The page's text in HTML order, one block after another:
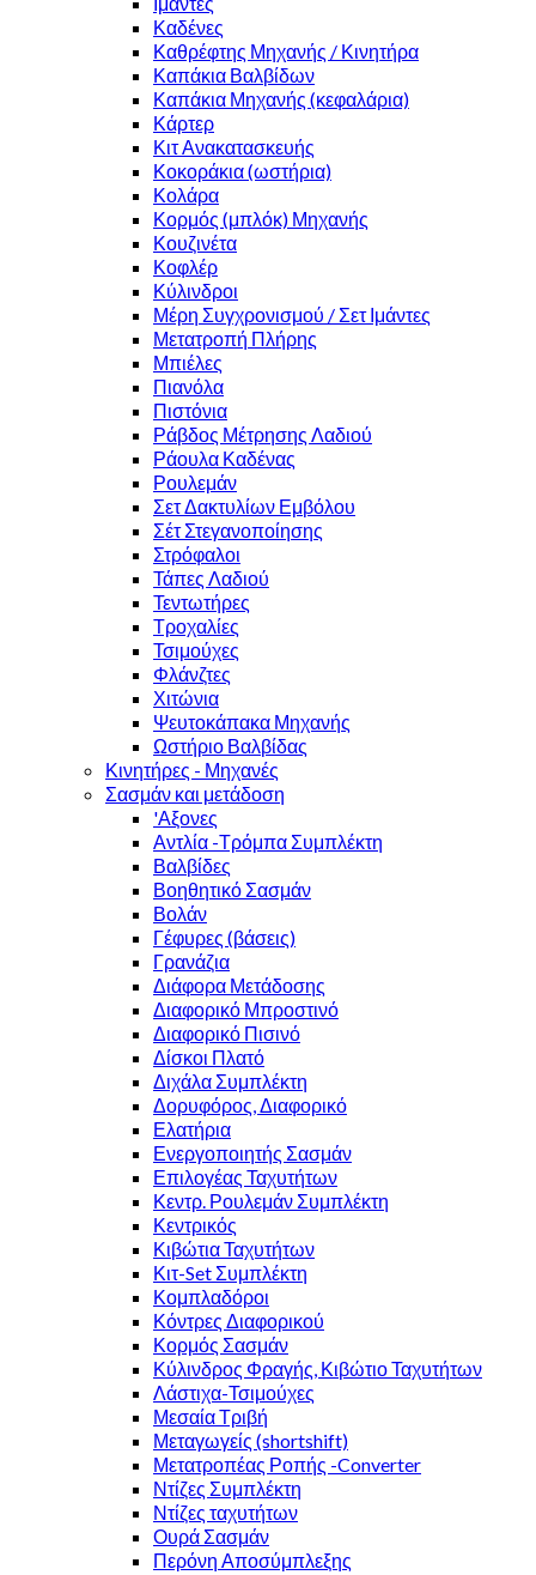
Καδένες
Καθρέφτης Μηχανής / Κινητήρα
Καπάκια Βαλβίδων
Καπάκια Μηχανής (κεφαλάρια)
Κάρτερ
Κιτ Ανακατασκευής
Κοκοράκια (ωστήρια)
Κολάρα
Κορμός (μπλόκ) Μηχανής
Κουζινέτα
Κοφλέρ
Κύλινδροι
Μέρη Συγχρονισμού / Σετ Ιμάντες
Μετατροπή Πλήρης
Μπιέλες
Πιανόλα
Πιστόνια
Ράβδος Μέτρησης Λαδιού
Ράουλα Καδένας
Ρουλεμάν
Σετ Δακτυλίων Εμβόλου
Σέτ Στεγανοποίησης
Στρόφαλοι
Τάπες Λαδιού
Τεντωτήρες
Τροχαλίες
Τσιμούχες
Φλάνζτες
Χιτώνια
Ψευτοκάπακα Μηχανής
Ωστήριο Βαλβίδας
Κινητήρες - Μηχανές
Σασμάν και μετάδοση
'Αξονες
Αντλία -Τρόμπα Συμπλέκτη
Βαλβίδες
Βοηθητικό Σασμάν
Βολάν
Γέφυρες (βάσεις)
Γρανάζια
Διάφορα Μετάδοσης
Διαφορικό Μπροστινό
Διαφορικό Πισινό
Δίσκοι Πλατό
Διχάλα Συμπλέκτη
Δορυφόρος, Διαφορικό
Ελατήρια
Ενεργοποιητής Σασμάν
Επιλογέας Ταχυτήτων
Κεντρ. Ρουλεμάν Συμπλέκτη
Κεντρικός
Κιβώτια Ταχυτήτων
Κιτ-Set Συμπλέκτη
Κομπλαδόροι
Κόντρες Διαφορικού
Κορμός Σασμάν
Κύλινδρος Φραγής, Κιβώτιο Ταχυτήτων
Λάστιχα-Τσιμούχες
Μεσαία Τριβή
Μεταγωγείς (shortshift)
Μετατροπέας Ροπής -Converter
Ντίζες Συμπλέκτη
Ντίζες ταχυτήτων
Ουρά Σασμάν
Περόνη Αποσύμπλεξης